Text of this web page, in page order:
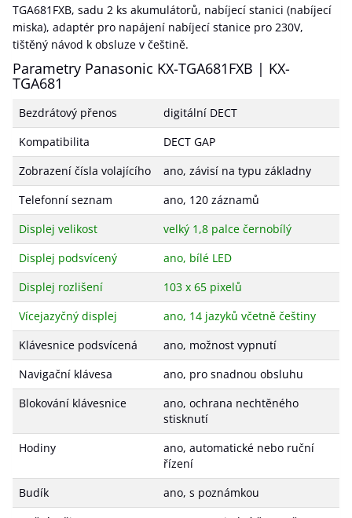
TGA681FXB, sadu 2 ks akumulátorů, nabíjecí stanici (nabíjecí
miska), adaptér pro napájení nabíjecí stanice pro 230V,
tištěný návod k obsluze v češtině.
Parametry Panasonic KX-TGA681FXB | KX-
TGA681
Bezdrátový přenos
digitální DECT
Kompatibilita
DECT GAP
Zobrazení čísla volajícího
ano, závisí na typu základny
Telefonní seznam
ano, 120 záznamů
Displej velikost
velký 1,8 palce černobílý
Displej podsvícený
ano, bílé LED
Displej rozlišení
103 x 65 pixelů
Vícejazyčný displej
ano, 14 jazyků včetně češtiny
Klávesnice podsvícená
ano, možnost vypnutí
Navigační klávesa
ano, pro snadnou obsluhu
Blokování klávesnice
ano, ochrana nechtěného
stisknutí
Hodiny
ano, automatické nebo ruční
řízení
Budík
ano, s poznámkou